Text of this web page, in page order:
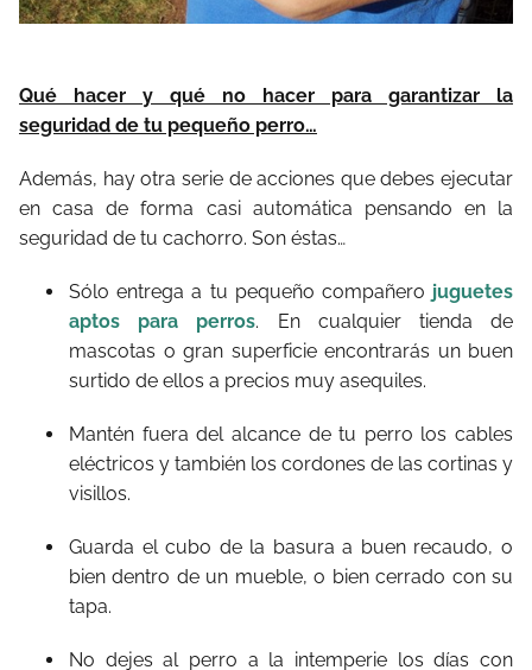
Qué hacer y qué no hacer para garantizar la
seguridad de tu pequeño perro…
Además, hay otra serie de acciones que debes ejecutar
en casa de forma casi automática pensando en la
seguridad de tu cachorro. Son éstas…
Sólo entrega a tu pequeño compañero juguetes
aptos para perros. En cualquier tienda de
mascotas o gran superficie encontrarás un buen
surtido de ellos a precios muy asequiles.
Mantén fuera del alcance de tu perro los cables
eléctricos y también los cordones de las cortinas y
visillos.
Guarda el cubo de la basura a buen recaudo, o
bien dentro de un mueble, o bien cerrado con su
tapa.
No dejes al perro a la intemperie los días con